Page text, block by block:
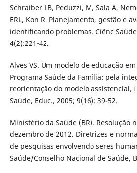
Schraiber LB, Peduzzi, M, Sala A,
ERL, Kon R. Planejamento, gestão e
identificando problemas. Ciênc
4(2):221-42.
Alves VS. Um modelo de educação
Programa Saúde da Família: pela
reorientação do modelo assistencial,
Saúde, Educ., 2005; 9(16): 39-52.
Ministério da Saúde (BR). Resolução
dezembro de 2012. Diretrizes e
de pesquisas envolvendo seres
Saúde/Conselho Nacional de Saúde,